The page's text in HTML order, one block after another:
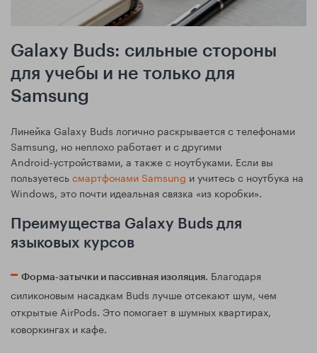
Galaxy Buds: сильные стороны
для учебы и не только для
Samsung
Линейка Galaxy Buds логично раскрывается с телефонами
Samsung, но неплохо работает и с другими
Android‑устройствами, а также с ноутбуками. Если вы
пользуетесьсмартфонами Samsung и учитесь с ноутбука на
Windows, это почти идеальная связка «из коробки».
Преимущества Galaxy Buds для
языковых курсов
Форма‑затычки и пассивная изоляция. Благодаря
силиконовым насадкам Buds лучше отсекают шум, чем
открытые AirPods. Это помогает в шумных квартирах,
коворкингах и кафе.